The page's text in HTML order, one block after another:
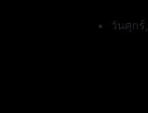
วันศุก